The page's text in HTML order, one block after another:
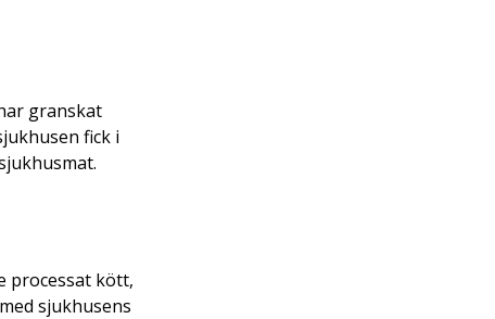
granskat
fick i
processat kött,
sjukhusens